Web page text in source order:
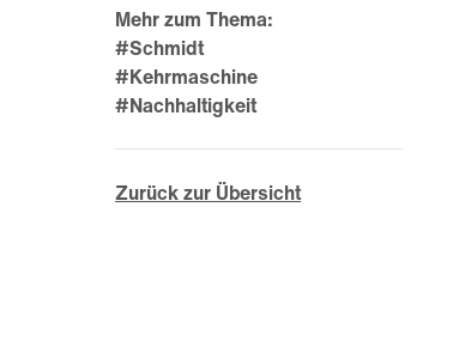
Mehr zum Thema:
#Schmidt
#Kehrmaschine
#Nachhaltigkeit
Zurück zur Übersicht